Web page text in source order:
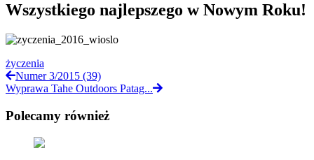
Wszystkiego najlepszego w Nowym Roku!
życzenia
Numer 3/2015 (39)
Wyprawa Tahe Outdoors Patag...
Polecamy również